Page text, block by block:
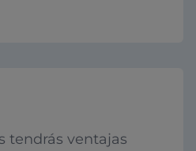
tendrás ventajas